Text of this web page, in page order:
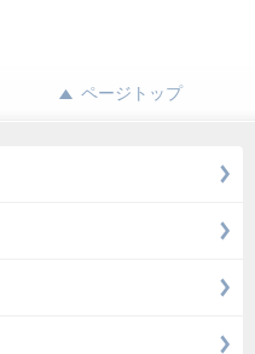
ページトップ